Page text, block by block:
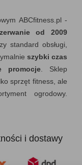
ABCfitness.pl -
od 2009
standard obsługi,
szybki czas
promocje . Sklep
sprzęt fitness, ale
ogrodowy.
i dostawy